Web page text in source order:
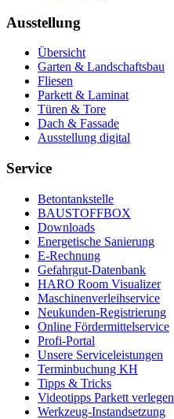
Ausstellung
Übersicht
Garten & Landschaftsbau
Fliesen
Parkett & Laminat
Türen & Tore
Dach & Fassade
Ausstellung digital
Service
Betontankstelle
BAUSTOFFBOX
Downloads
Energetische Sanierung
E-Rechnung
Gefahrgut-Datenbank
HARO Room Visualizer
Maschinenverleihservice
Neukunden-Registrierung
Online Fördermittelservice
Profi-Portal
Unsere Serviceleistungen
Terminbuchung KH
Tipps & Tricks
Videotipps Parkett verlegen
Werkzeug-Instandsetzung